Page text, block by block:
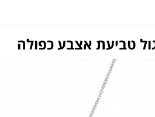
טביעת אצבע כפולה